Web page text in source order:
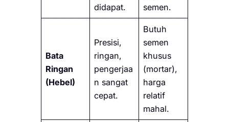
didapat.
semen.
Bata
Ringan
(Hebel)
Presisi,
ringan,
pengerjaa
n sangat
cepat.
Butuh
semen
khusus
(mortar),
harga
relatif
mahal.